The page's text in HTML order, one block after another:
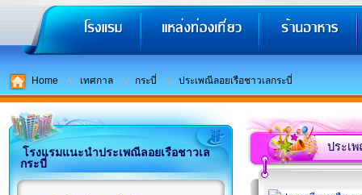
Home เทศกาล กระบี่ ประเพณีลอยเรือชาวเลกระบี่
โรงแรมแนะนำประเพณีลอยเรือชาวเล
กระบี่
ประเ